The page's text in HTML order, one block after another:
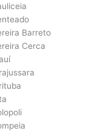
Barreto
Cerca